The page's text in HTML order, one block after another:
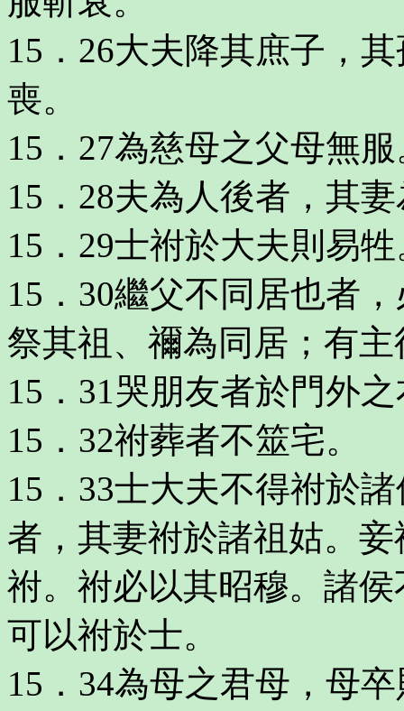
15．26大夫降其庶子，
喪。
15．27為慈母之父母無
15．28夫為人後者，其
15．29士祔於大夫則易
15．30繼父不同居也者
祭其祖、禰為同居；有
15．31哭朋友者於門外
15．32祔葬者不筮宅。
15．33士大夫不得祔於
者，其妻祔於諸祖姑。
祔。祔必以其昭穆。諸
可以祔於士。
15．34為母之君母，母